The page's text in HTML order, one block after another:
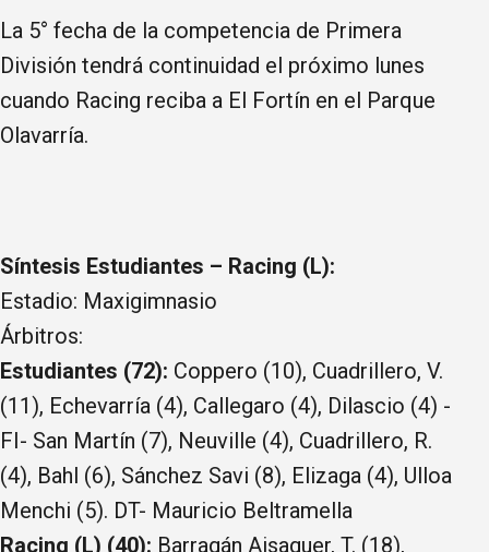
La 5° fecha de la competencia de Primera
División tendrá continuidad el próximo lunes
cuando Racing reciba a El Fortín en el Parque
Olavarría.
Síntesis Estudiantes – Racing (L):
Estadio: Maxigimnasio
Árbitros:
Estudiantes (72): Coppero (10), Cuadrillero, V.
(11), Echevarría (4), Callegaro (4), Dilascio (4) -
FI- San Martín (7), Neuville (4), Cuadrillero, R.
(4), Bahl (6), Sánchez Savi (8), Elizaga (4), Ulloa
Menchi (5). DT- Mauricio Beltramella
Racing (L) (40): Barragán Aisaguer, T. (18),